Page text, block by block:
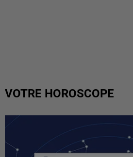
VOTRE HOROSCOPE